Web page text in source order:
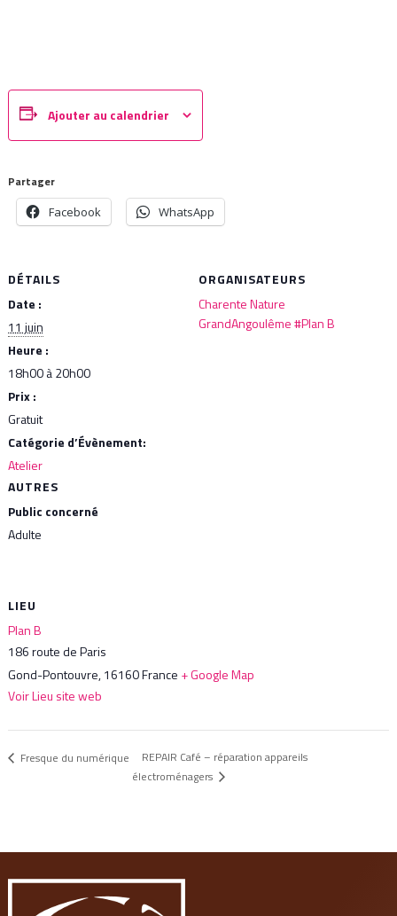
Ajouter au calendrier
Partager
Facebook WhatsApp
DÉTAILS
Date :
11 juin
Heure :
18h00 à 20h00
Prix :
Gratuit
Catégorie d’Évènement:
Atelier
ORGANISATEURS
Charente Nature
GrandAngoulême #Plan B
AUTRES
Public concerné
Adulte
LIEU
Plan B
186 route de Paris
Gond-Pontouvre,16160France + Google Map
Voir Lieu site web
Fresque du numérique
REPAIR Café – réparation appareils
électroménagers